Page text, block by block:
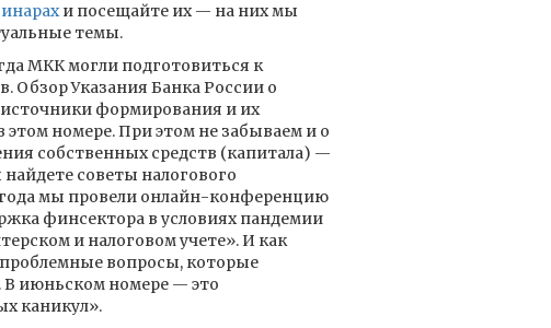
и посещайте их — на них мы
темы.
МКК могли подготовиться к
Обзор Указания Банка России о
формирования и их
этом номере. При этом не забываем и о
собственных средств (капитала) —
советы налогового
мы провели онлайн-конференцию
финсектора в условиях пандемии
и налоговом учете». И как
вопросы, которые
В июньском номере — это
каникул».